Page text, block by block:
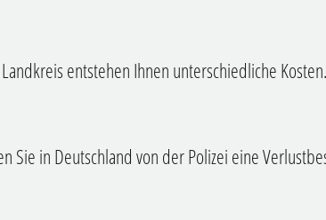
entstehen Ihnen unterschiedliche Kosten.
Sie in Deutschland von der Polizei eine